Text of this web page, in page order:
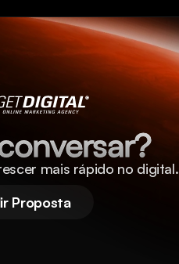
mais rápido no digital.
Proposta